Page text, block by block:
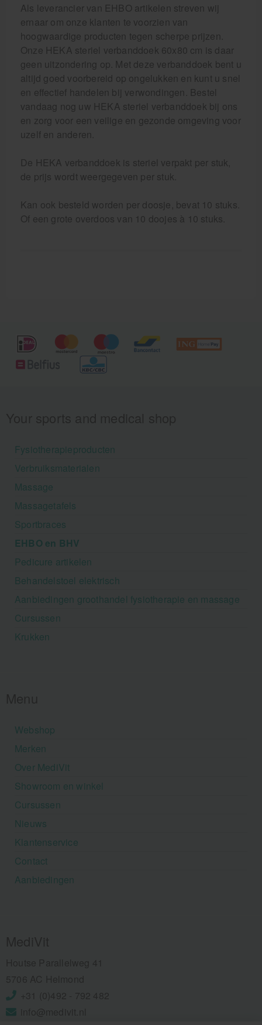
Als leverancier van EHBO artikelen streven wij
ernaar om onze klanten te voorzien van
hoogwaardige producten tegen scherpe prijzen.
Onze HEKA steriel verbanddoek 60x80 cm is daar
geen uitzondering op. Met deze verbanddoek bent u
altijd goed voorbereid op ongelukken en kunt u snel
en effectief handelen bij verwondingen. Bestel
vandaag nog uw HEKA steriel verbanddoek bij ons
en zorg voor een veilige en gezonde omgeving voor
uzelf en anderen.
De HEKA verbanddoek is steriel verpakt per stuk,
de prijs wordt weergegeven per stuk.
Kan ook besteld worden per doosje, bevat 10 stuks.
Of een grote overdoos van 10 doojes à 10 stuks.
Fysiotherapieproducten
Verbruiksmaterialen
Massage
Massagetafels
Sportbraces
EHBO en BHV
Pedicure artikelen
Behandelstoel elektrisch
Aanbiedingen groothandel fysiotherapie en massage
Cursussen
Krukken
Webshop
Merken
Over MediVit
Showroom en winkel
Cursussen
Nieuws
Klantenservice
Contact
Aanbiedingen